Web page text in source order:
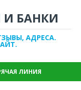
И БАНКИ
АДРЕСА.
ЛИНИЯ